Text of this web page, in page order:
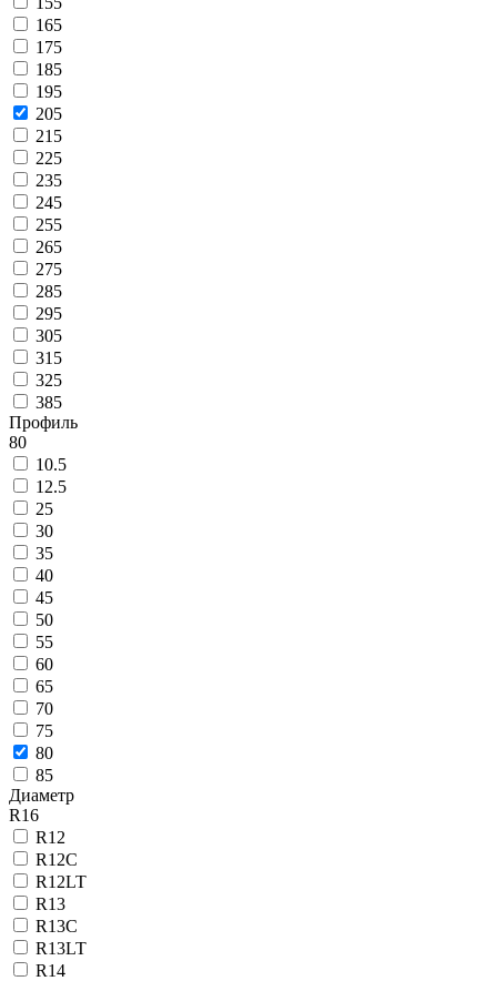
165
175
185
195
205
215
225
235
245
255
265
275
285
295
305
315
325
385
Профиль
80
10.5
12.5
25
30
35
40
45
50
55
60
65
70
75
80
85
Диаметр
R16
R12
R12C
R12LT
R13
R13C
R13LT
R14